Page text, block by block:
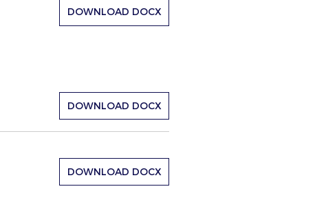
DOWNLOAD DOCX
DOWNLOAD DOCX
DOWNLOAD DOCX